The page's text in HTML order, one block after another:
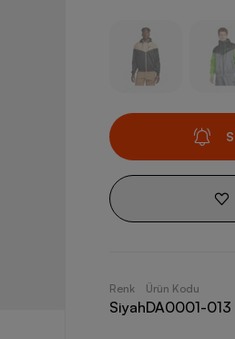
Renk
Siyah
Ürün Kodu
DA0001-013